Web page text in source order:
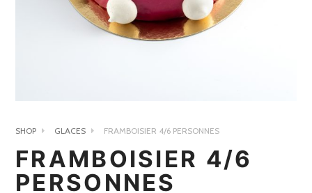
SHOP GLACES FRAMBOISIER 4/6 PERSONNES
FRAMBOISIER 4/6
PERSONNES